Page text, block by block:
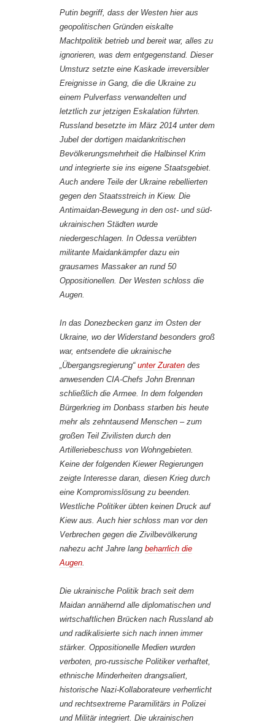
Putin begriff, dass der Westen hier aus
geopolitischen Gründen eiskalte
Machtpolitik betrieb und bereit war, alles zu
ignorieren, was dem entgegenstand. Dieser
Umsturz setzte eine Kaskade irreversibler
Ereignisse in Gang, die die Ukraine zu
einem Pulverfass verwandelten und
letztlich zur jetzigen Eskalation führten.
Russland besetzte im März 2014 unter dem
Jubel der dortigen maidankritischen
Bevölkerungsmehrheit die Halbinsel Krim
und integrierte sie ins eigene Staatsgebiet.
Auch andere Teile der Ukraine rebellierten
gegen den Staatsstreich in Kiew. Die
Antimaidan-Bewegung in den ost- und süd-
ukrainischen Städten wurde
niedergeschlagen. In Odessa verübten
militante Maidankämpfer dazu ein
grausames Massaker an rund 50
Oppositionellen. Der Westen schloss die
Augen.
In das Donezbecken ganz im Osten der
Ukraine, wo der Widerstand besonders groß
war, entsendete die ukrainische
„Übergangsregierung“ unter Zuraten des
anwesenden CIA-Chefs John Brennan
schließlich die Armee. In dem folgenden
Bürgerkrieg im Donbass starben bis heute
mehr als zehntausend Menschen – zum
großen Teil Zivilisten durch den
Artilleriebeschuss von Wohngebieten.
Keine der folgenden Kiewer Regierungen
zeigte Interesse daran, diesen Krieg durch
eine Kompromisslösung zu beenden.
Westliche Politiker übten keinen Druck auf
Kiew aus. Auch hier schloss man vor den
Verbrechen gegen die Zivilbevölkerung
nahezu acht Jahre lang beharrlich die
Augen
Die ukrainische Politik brach seit dem
Maidan annähernd alle diplomatischen und
wirtschaftlichen Brücken nach Russland ab
und radikalisierte sich nach innen immer
stärker. Oppositionelle Medien wurden
verboten, pro-russische Politiker verhaftet,
ethnische Minderheiten drangsaliert,
historische Nazi-Kollaborateure verherrlicht
und rechtsextreme Paramilitärs in Polizei
und Militär integriert. Die ukrainischen